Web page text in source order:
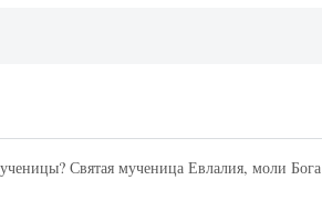
Святая мученица Евлалия, моли Бога